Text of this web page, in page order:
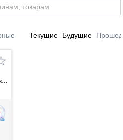
Текущие Будущие
"Выгодный комплект на бытовую технику Gorenje и Hisense!"